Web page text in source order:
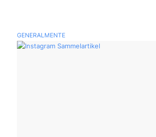
GENERALMENTE